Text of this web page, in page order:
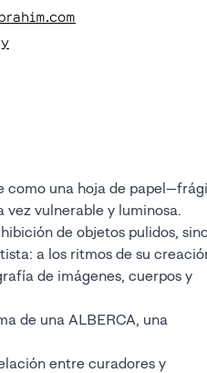
una superficie a la vez vulnerable y luminosa.
pulidos, sino
creación,
imágenes, cuerpos y
de una ALBERCA, una